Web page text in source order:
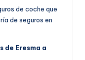
de coche que
de seguros en
de Eresma a